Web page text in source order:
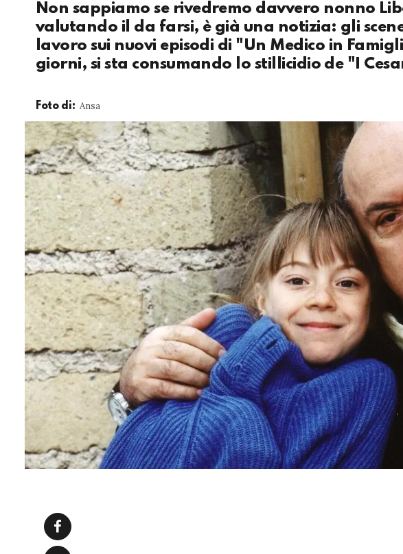
Non sappiamo se rivedremo davvero nonno
valutando il da farsi, è già una notizia: gli
lavoro sui nuovi episodi di "Un Medico in
giorni, si sta consumando lo stillicidio de "I
Foto di: Ansa